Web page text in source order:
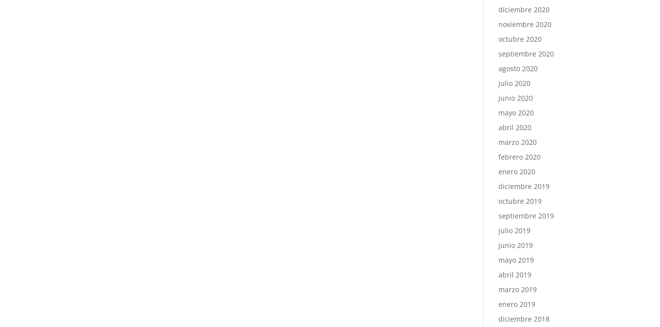
diciembre 2020
noviembre 2020
octubre 2020
septiembre 2020
agosto 2020
julio 2020
junio 2020
mayo 2020
abril 2020
marzo 2020
febrero 2020
enero 2020
diciembre 2019
octubre 2019
septiembre 2019
julio 2019
junio 2019
mayo 2019
abril 2019
marzo 2019
enero 2019
diciembre 2018